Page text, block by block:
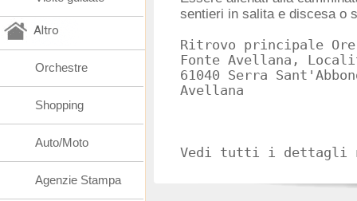
sentieri in salita e discesa o
Ritrovo principale
Fonte Avellana,
61040 Serra
Vedi tutti i dettagli
Altro
Orchestre
Shopping
Auto/Moto
Agenzie Stampa